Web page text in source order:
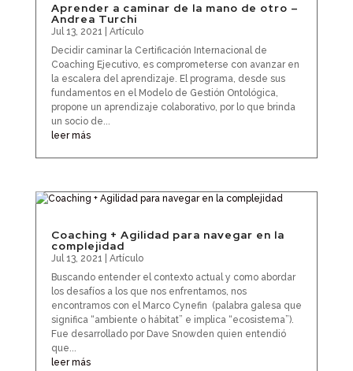
Aprender a caminar de la mano de otro –
Andrea Turchi
Jul 13, 2021
Artículo
Decidir caminar la Certificación Internacional de
Coaching Ejecutivo, es comprometerse con avanzar en
la escalera del aprendizaje. El programa, desde sus
fundamentos en el Modelo de Gestión Ontológica,
propone un aprendizaje colaborativo, por lo que brinda
un socio de...
leer más
Coaching + Agilidad para navegar en la
complejidad
Jul 13, 2021
Artículo
Buscando entender el contexto actual y como abordar
los desafíos a los que nos enfrentamos, nos
encontramos con el Marco Cynefin (palabra galesa que
significa “ambiente o hábitat” e implica “ecosistema”).
Fue desarrollado por Dave Snowden quien entendió
que...
leer más